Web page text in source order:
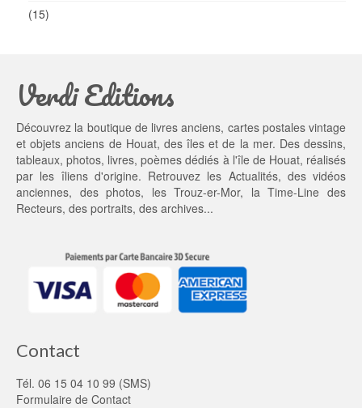
(15)
Verdi Editions
Découvrez la boutique de livres anciens, cartes postales vintage
et objets anciens de Houat, des îles et de la mer. Des dessins,
tableaux, photos, livres, poèmes dédiés à l'île de Houat, réalisés
par les îliens d'origine. Retrouvez les Actualités, des vidéos
anciennes, desphotos, lesTrouz-er-Mor, laTime-Line des
Recteurs, des portraits, des archives...
Contact
Tél. 06 15 04 10 99 (SMS)
Formulaire de Contact